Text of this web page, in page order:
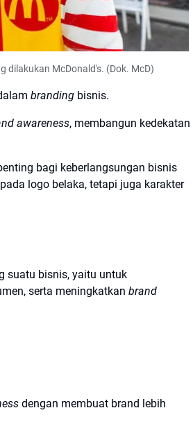
dilakukan McDonald's. (Dok. McD)
branding bisnis.
awareness, membangun kedekatan
bagi keberlangsungan bisnis
logo belaka, tetapi juga karakter
suatu bisnis, yaitu untuk
serta meningkatkan brand
dengan membuat brand lebih